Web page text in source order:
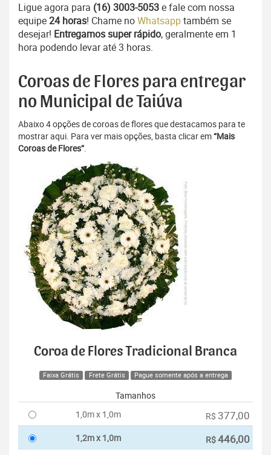
Ligue agora para (16) 3003-5053e fale com nossa
equipe24 horas! Chame noWhatsapptambém se
desejar! Entregamos super rápido, geralmente em 1
hora podendo levar até 3 horas.
Coroas de Flores para entregar
no Municipal de Taiúva
Abaixo 4 opções de coroas de flores que destacamos para te
mostrar aqui. Para ver mais opções, basta clicar em“Mais
Coroas de Flores”.
Coroa de Flores Tradicional Branca
Faixa Grátis Frete Grátis Pague somente após a entrega
Tamanhos
1,0m x 1,0m
R$ 377,00
1,2m x 1,0m R$446,00